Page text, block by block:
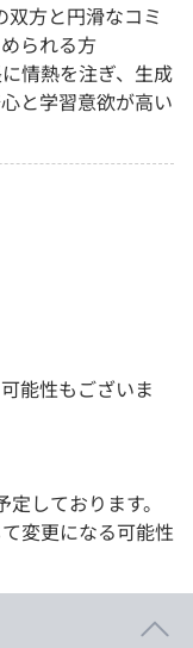
双方と円滑なコミ
られる方
情熱を注ぎ、生成
と学習意欲が高い
能性もございま
しております。
変更になる可能性